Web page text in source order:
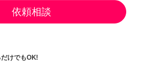
依頼相談
けでもOK!